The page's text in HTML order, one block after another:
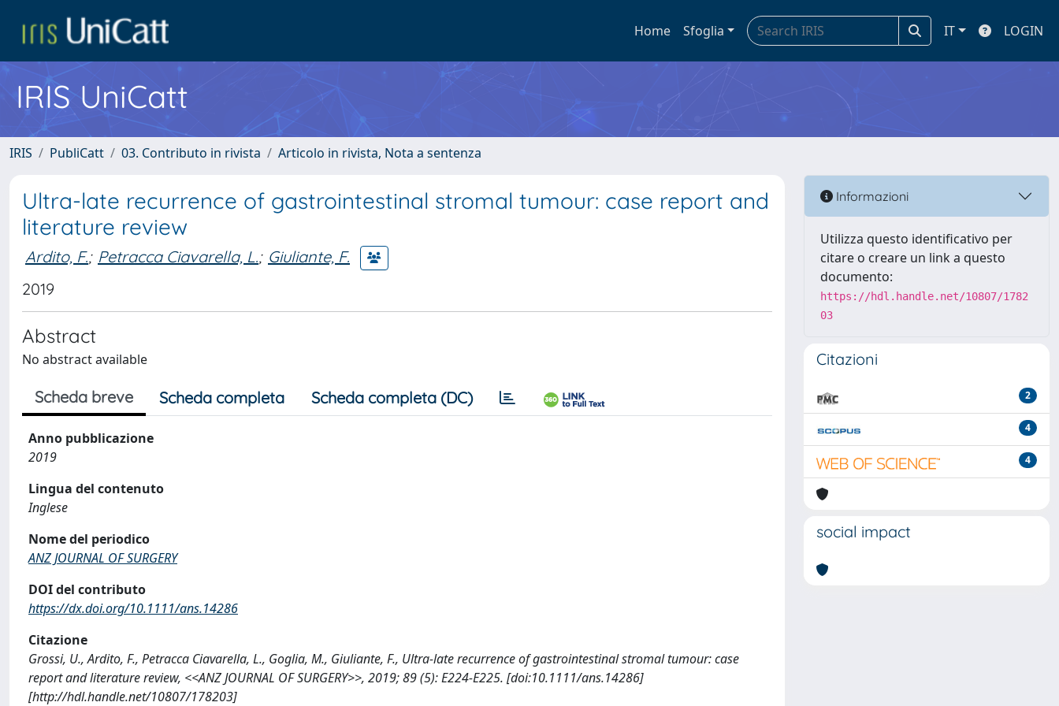
Home Sfoglia IT LOGIN
IRIS UniCatt
IRIS PubliCatt 03. Contributo in rivista Articolo in rivista, Nota a sentenza
Ultra-late recurrence of gastrointestinal stromal tumour: case report and
literature review
Ardito, F.; Petracca Ciavarella, L.; Giuliante, F.
2019
Abstract
No abstract available
Scheda breve Scheda completa Scheda completa (DC)
Anno pubblicazione
2019
Lingua del contenuto
Inglese
Nome del periodico
ANZ JOURNAL OF SURGERY
DOI del contributo
https://dx.doi.org/10.1111/ans.14286
Citazione
Grossi, U., Ardito, F., Petracca Ciavarella, L., Goglia, M., Giuliante, F., Ultra-late recurrence of gastrointestinal stromal tumour: case
report and literature review, <<ANZ JOURNAL OF SURGERY>>, 2019; 89 (5): E224-E225. [doi:10.1111/ans.14286]
[http://hdl.handle.net/10807/178203]
Informazioni
Utilizza questo identificativo per
citare o creare un link a questo
documento:
https://hdl.handle.net/10807/1782
03
Citazioni
2
4
4
social impact